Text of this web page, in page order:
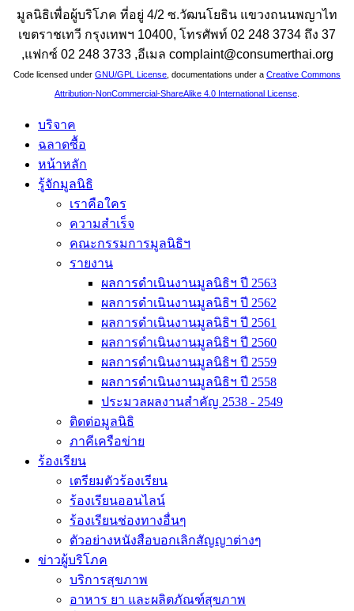
มูลนิธิเพื่อผู้บริโภค ที่อยู่ 4/2 ซ.วัฒนโยธิน แขวงถนนพญาไท
เขตราชเทวี กรุงเทพฯ 10400, โทรศัพท์ 02 248 3734 ถึง 37
,แฟกซ์ 02 248 3733 ,อีเมล complaint@consumerthai.org
Code licensed under GNU/GPL License , documentations under a Creative Commons
Attribution-NonCommercial-ShareAlike 4.0 International License
บริจาค
ฉลาดซื้อ
หน้าหลัก
รู้จักมูลนิธิ
เราคือใคร
ความสำเร็จ
คณะกรรมการมูลนิธิฯ
รายงาน
ผลการดำเนินงานมูลนิธิฯ ปี 2563
ผลการดำเนินงานมูลนิธิฯ ปี 2562
ผลการดำเนินงานมูลนิธิฯ ปี 2561
ผลการดำเนินงานมูลนิธิฯ ปี 2560
ผลการดำเนินงานมูลนิธิฯ ปี 2559
ผลการดำเนินงานมูลนิธิฯ ปี 2558
ประมวลผลงานสำคัญ 2538 - 2549
ติดต่อมูลนิธิ
ภาคีเครือข่าย
ร้องเรียน
เตรียมตัวร้องเรียน
ร้องเรียนออนไลน์
ร้องเรียนช่องทางอื่นๆ
ตัวอย่างหนังสือบอกเลิกสัญญาต่างๆ
ข่าวผู้บริโภค
บริการสุขภาพ
อาหาร ยา และผลิตภัณฑ์สุขภาพ